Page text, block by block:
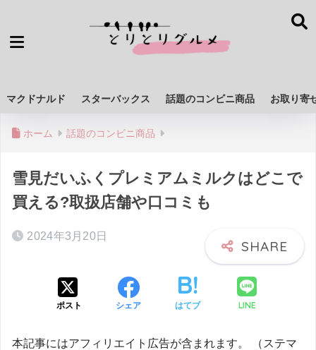
マクドナルド スターバックス 話題のコンビニ商品 お取り寄
ホーム 話題のコンビニ商品
雪見だいふくプレミアムミルクはどこで
買える?取扱店舗や口コミも
2024年3月20日
ポスト シェア はてブ LINE
本記事にはアフィリエイト広告が含まれます。 （ステマ